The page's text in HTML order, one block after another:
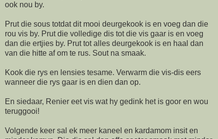
ook nou by.
Prut die sous totdat dit mooi deurgekook is en voeg dan die
rou vis by. Prut die volledige dis tot die vis gaar is en voeg
dan die ertjies by. Prut tot alles deurgekook is en haal dan
van die hitte af om te rus. Sout na smaak.
Kook die rys en lensies tesame. Verwarm die vis-dis eers
wanneer die rys gaar is en dien dan op.
En siedaar, Renier eet vis wat hy gedink het is goor en wou
teruggooi!
Volgende keer sal ek meer kaneel en kardamom insit en